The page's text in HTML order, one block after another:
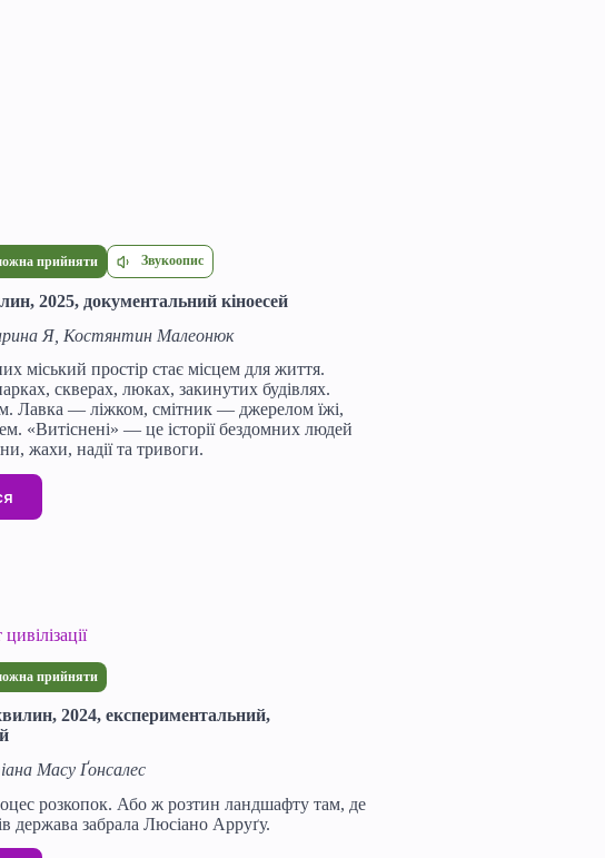
прийняти Звукоопис
2025, документальний кіноесей
Я, Костянтин Малеонюк
міський простір стає місцем для життя.
скверах, люках, закинутих будівлях.
Лавка — ліжком, смітник — джерелом їжі,
«Витіснені» — це історії бездомних людей
жахи, надії та тривоги.
прийняти
2024, експериментальний,
Масу Ґонсалес
розкопок. Або ж розтин ландшафту там, де
держава забрала Люсіано Арруґу.